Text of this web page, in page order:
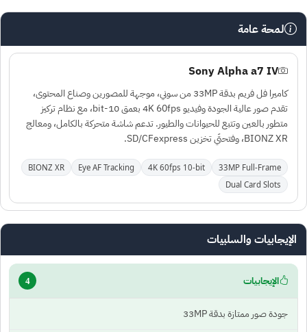
لمحة عامة
Sony Alpha a7 IV
كاميرا فل فريم بدقة 33MP من سوني، موجهة للمصورين وصناع المحتوى،
تقدم صور عالية الجودة وفيديو 4K 60fps بعمق 10-bit، مع نظام تركيز
متطور بالعين وتتبع للحيوانات والطيور. تدعم شاشة متحركة بالكامل، ومعالج
BIONZ XR، وفتحتَي تخزين SD/CFexpress.
33MP Full-Frame
4K 60fps 10-bit
Eye AF Tracking
BIONZ XR
Dual Card Slots
الإيجابيات والسلبيات
الإيجابيات 4
جودة صور ممتازة بدقة 33MP